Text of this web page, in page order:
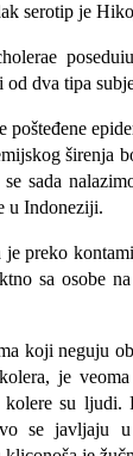
serotip je
od dva tipa
pošteđene
širenja
sada
u Indoneziji.
je preko
sa osobe
koji neguju
je
su ljudi.
se javljaju